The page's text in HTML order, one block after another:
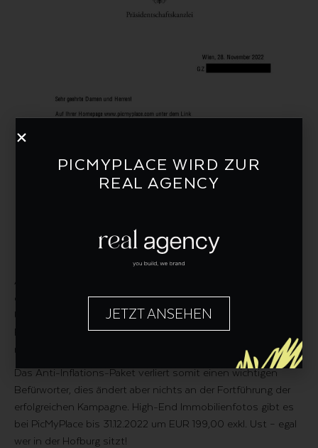
Auch Digitalisierungsexperte Nicolas Oberlik kann sich über
das Schreiben nur wundern. „Warum sollte sich ein
Unternehmen wie PicMyPlace überhaupt mit
Fotomontagen und Bildbearbeitung auskennen? Das ist
nun wirklich nicht unser Spezialgebiet!“
Das Anti-Inflations-Paket verliert somit einen wichtigen
Befürworter, dies ändert aber nichts an der Fortführung der
erfolgreichen Kampagne. High-End Immobilienfotos gibt es
bei PicMyPlace bis 31.12.2022 um EUR 199,00 exkl. Ust – egal
wer in der Hofburg sitzt!
PICMYPLACE WIRD ZUR
REAL AGENCY
JETZT ANSEHEN